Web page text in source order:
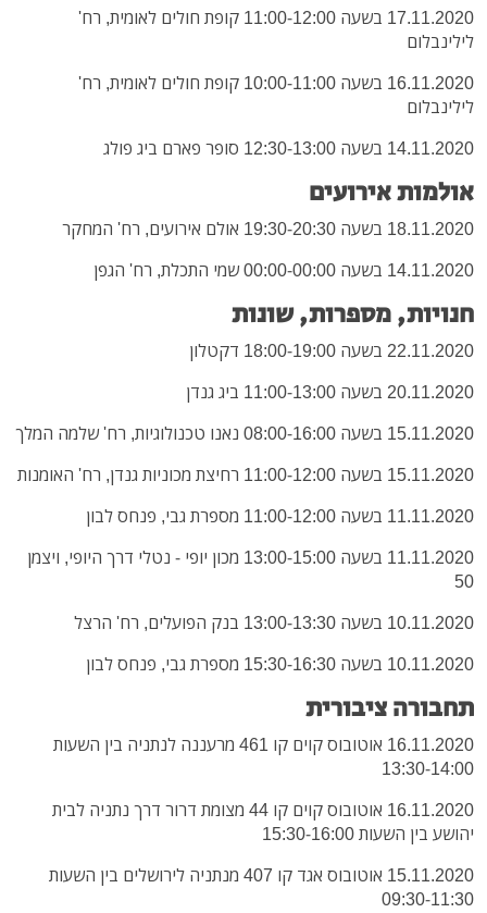
17.11.2020 בשעה 11:00-12:00 קופת חולים לאומית, רח'
לילינבלום
16.11.2020 בשעה 10:00-11:00 קופת חולים לאומית, רח'
לילינבלום
14.11.2020 בשעה 12:30-13:00 סופר פארם ביג פולג
אולמות אירועים
18.11.2020 בשעה 19:30-20:30 אולם אירועים, רח' המחקר
14.11.2020 בשעה 00:00-00:00 שמי התכלת, רח' הגפן
חנויות, מספרות, שונות
22.11.2020 בשעה 18:00-19:00 דקטלון
20.11.2020 בשעה 11:00-13:00 ביג גנדן
15.11.2020 בשעה 08:00-16:00 נאנו טכנולוגיות, רח' שלמה המלך
15.11.2020 בשעה 11:00-12:00 רחיצת מכוניות גנדן, רח' האומנות
11.11.2020 בשעה 11:00-12:00 מספרת גבי, פנחס לבון
11.11.2020 בשעה 13:00-15:00 מכון יופי - נטלי דרך היופי, ויצמן
50
10.11.2020 בשעה 13:00-13:30 בנק הפועלים, רח' הרצל
10.11.2020 בשעה 15:30-16:30 מספרת גבי, פנחס לבון
תחבורה ציבורית
16.11.2020 אוטובוס קוים קו 461 מרעננה לנתניה בין השעות
13:30-14:00
16.11.2020 אוטובוס קוים קו 44 מצומת דרור דרך נתניה לבית
יהושע בין השעות 15:30-16:00
15.11.2020 אוטובוס אגד קו 407 מנתניה לירושלים בין השעות
09:30-11:30